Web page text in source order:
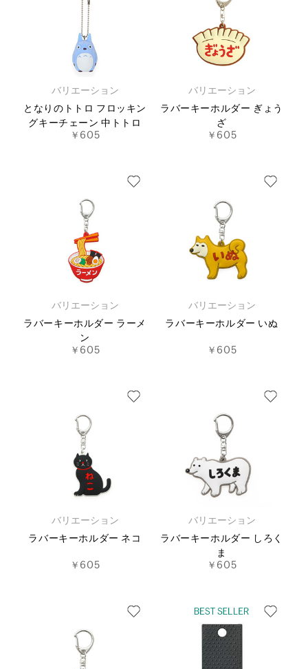
バリエーション
となりのトトロ フロッキン
グキーチェーン 中トトロ
￥605
バリエーション
ラバーキーホルダー ぎょう
ざ
￥605
バリエーション
ラバーキーホルダー ラーメ
ン
￥605
バリエーション
ラバーキーホルダー いぬ
￥605
バリエーション
ラバーキーホルダー ネコ
￥605
バリエーション
ラバーキーホルダー しろく
ま
￥605